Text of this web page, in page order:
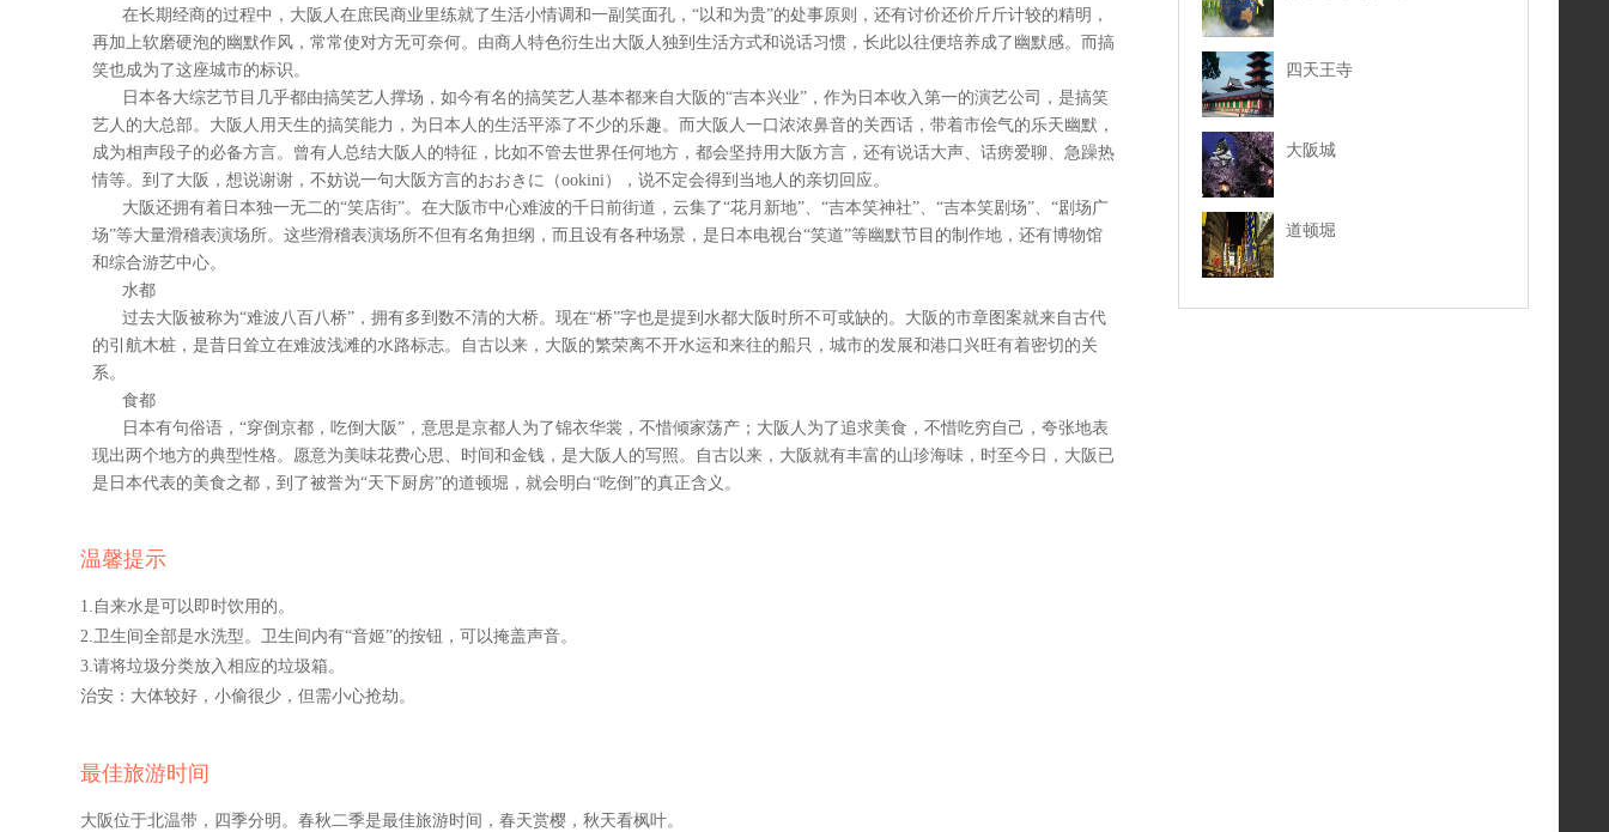
在长期经商的过程中，大阪人在庶民商业里练就了生活小情调和一副笑面孔，“以和为贵”的处事原则，还有讨价还价斤斤计较的精明，
再加上软磨硬泡的幽默作风，常常使对方无可奈何。由商人特色衍生出大阪人独到生活方式和说话习惯，长此以往便培养成了幽默感。而搞
笑也成为了这座城市的标识。
日本各大综艺节目几乎都由搞笑艺人撑场，如今有名的搞笑艺人基本都来自大阪的“吉本兴业”，作为日本收入第一的演艺公司，是搞笑
艺人的大总部。大阪人用天生的搞笑能力，为日本人的生活平添了不少的乐趣。而大阪人一口浓浓鼻音的关西话，带着市侩气的乐天幽默，
成为相声段子的必备方言。曾有人总结大阪人的特征，比如不管去世界任何地方，都会坚持用大阪方言，还有说话大声、话痨爱聊、急躁热
情等。到了大阪，想说谢谢，不妨说一句大阪方言的おおきに（ookini），说不定会得到当地人的亲切回应。
大阪还拥有着日本独一无二的“笑店街”。在大阪市中心难波的千日前街道，云集了“花月新地”、“吉本笑神社”、“吉本笑剧场”、“剧场广
场”等大量滑稽表演场所。这些滑稽表演场所不但有名角担纲，而且设有各种场景，是日本电视台“笑道”等幽默节目的制作地，还有博物馆
和综合游艺中心。
水都
过去大阪被称为“难波八百八桥”，拥有多到数不清的大桥。现在“桥”字也是提到水都大阪时所不可或缺的。大阪的市章图案就来自古代
的引航木桩，是昔日耸立在难波浅滩的水路标志。自古以来，大阪的繁荣离不开水运和来往的船只，城市的发展和港口兴旺有着密切的关
系。
食都
日本有句俗语，“穿倒京都，吃倒大阪”，意思是京都人为了锦衣华裳，不惜倾家荡产；大阪人为了追求美食，不惜吃穷自己，夸张地表
现出两个地方的典型性格。愿意为美味花费心思、时间和金钱，是大阪人的写照。自古以来，大阪就有丰富的山珍海味，时至今日，大阪已
是日本代表的美食之都，到了被誉为“天下厨房”的道顿堀，就会明白“吃倒”的真正含义。
温馨提示
1.自来水是可以即时饮用的。
2.卫生间全部是水洗型。卫生间内有“音姬”的按钮，可以掩盖声音。
3.请将垃圾分类放入相应的垃圾箱。
治安： 大体较好，小偷很少，但需小心抢劫。
最佳旅游时间
大阪位于北温带，四季分明。春秋二季是最佳旅游时间，春天赏樱，秋天看枫叶。
四天王寺
大阪城
道顿堀